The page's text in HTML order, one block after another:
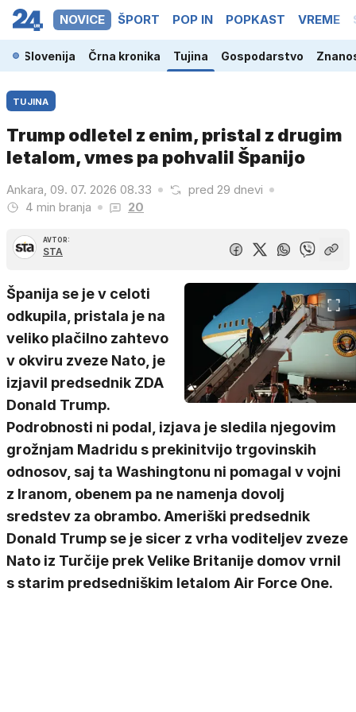
NOVICE ŠPORT POP IN POPKAST VREME
Slovenija Črna kronika Tujina Gospodarstvo
TUJINA
Trump odletel z enim, pristal z drugim
letalom, vmes pa pohvalil Španijo
Ankara, 09. 07. 2026 08.33
pred 29 dnevi
4 min branja
20
AVTOR:
STA
Španija se je v celoti
odkupila, pristala je na
veliko plačilno zahtevo
v okviru zveze Nato, je
izjavil predsednik ZDA
Donald Trump.
Podrobnosti ni podal, izjava je sledila njegovim
grožnjam Madridu s prekinitvijo trgovinskih
odnosov, saj ta Washingtonu ni pomagal v vojni
z Iranom, obenem pa ne namenja dovolj
sredstev za obrambo. Ameriški predsednik
Donald Trump se je sicer z vrha voditeljev zveze
Nato iz Turčije prek Velike Britanije domov vrnil
s starim predsedniškim letalom Air Force One.